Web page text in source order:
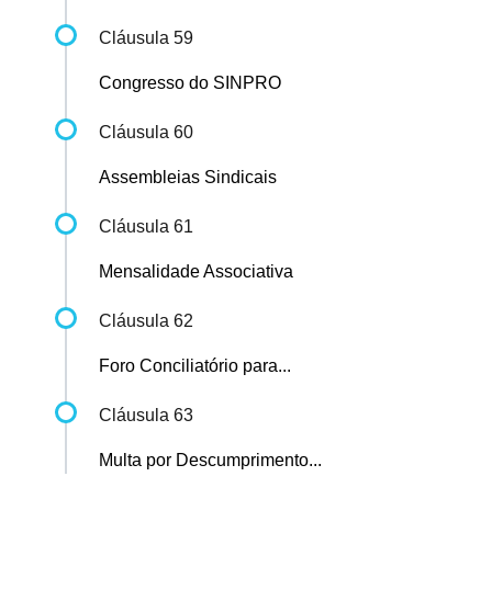
Cláusula 59
Congresso do SINPRO
Cláusula 60
Assembleias Sindicais
Cláusula 61
Mensalidade Associativa
Cláusula 62
Foro Conciliatório para...
Cláusula 63
Multa por Descumprimento...